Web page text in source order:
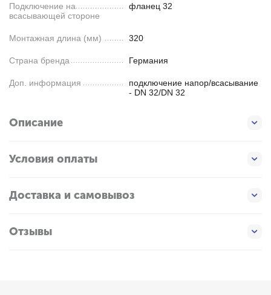
Подключение на
всасывающей стороне
фланец 32
Монтажная длина (мм) 320
Страна бренда Германия
Доп. информация
подключение напор/всасывание
- DN 32/DN 32
Описание
Условия оплаты
Доставка и самовывоз
Отзывы